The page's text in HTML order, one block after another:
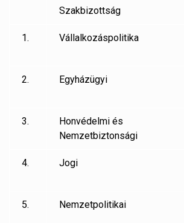
Szakbizottság
1. Vállalkozáspolitika
2. Egyházügyi
3.
Honvédelmi és
Nemzetbiztonsági
4. Jogi
5. Nemzetpolitikai